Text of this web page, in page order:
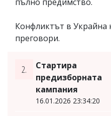
Конфликтът в Украйна
преговори.
2.
Стартира
предизборната
кампания
16.01.2026 23:34:20